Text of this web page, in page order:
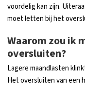
voordelig kan zijn.
moet letten bij het
Waarom zou ik
oversluiten?
Lagere maandlasten
Het oversluiten van een